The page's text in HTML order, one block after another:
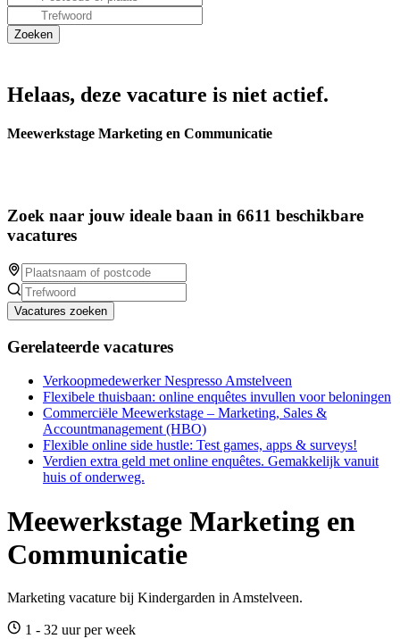
Helaas, deze vacature is niet actief.
Meewerkstage Marketing en Communicatie
Zoek naar jouw ideale baan in 6611 beschikbare
vacatures
Vacatures zoeken
Gerelateerde vacatures
Verkoopmedewerker Nespresso Amstelveen
Flexibele thuisbaan: online enquêtes invullen voor beloningen
Commerciële Meewerkstage – Marketing, Sales &
Accountmanagement (HBO)
Flexible online side hustle: Test games, apps & surveys!
Verdien extra geld met online enquêtes. Gemakkelijk vanuit
huis of onderweg.
Meewerkstage Marketing en
Communicatie
Marketing vacature bij Kindergarden in Amstelveen.
1 - 32 uur per week